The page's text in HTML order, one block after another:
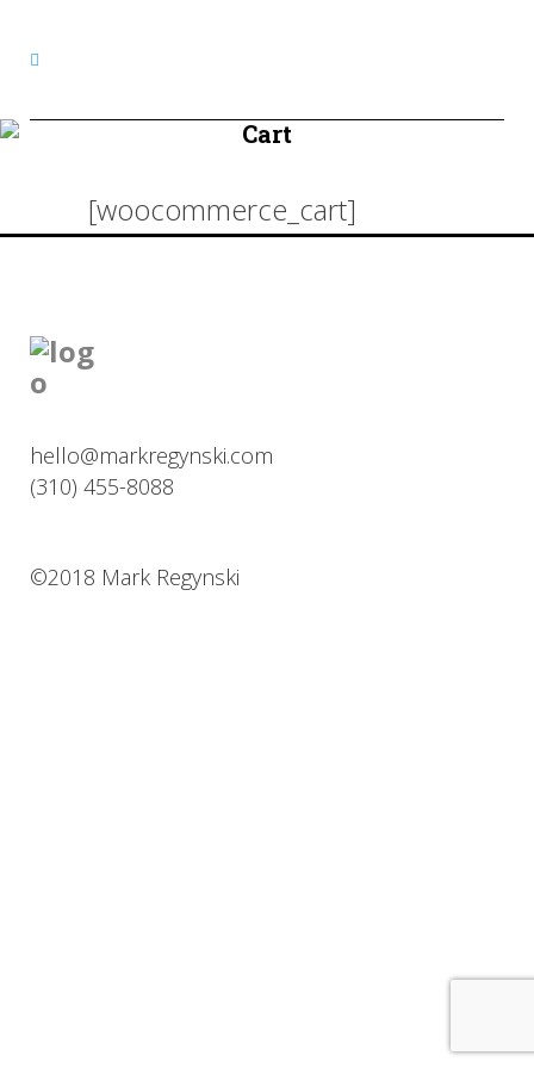
Cart
[woocommerce_cart]
hello@markregynski.com
(310) 455-8088
©2018 Mark Regynski